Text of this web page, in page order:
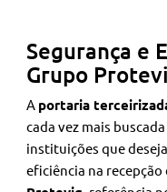
Segurança e
Grupo
A portaria
cada vez mais
instituições que
eficiência na